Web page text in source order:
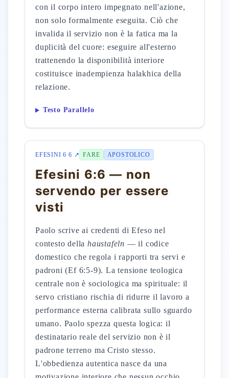
con il corpo intero impegnato nell'azione,
non solo formalmente eseguita. Ciò che
invalida il servizio non è la fatica ma la
duplicità del cuore: eseguire all'esterno
trattenendo la disponibilità interiore
costituisce inadempienza halakhica della
relazione.
Testo Parallelo
EFESINI 6 6 ↗ FARE APOSTOLICO
Efesini 6:6 — non
servendo per essere
visti
Paolo scrive ai credenti di Efeso nel
contesto dellahaustafeln — il codice
domestico che regola i rapporti tra servi e
padroni (Ef 6:5-9). La tensione teologica
centrale non è sociologica ma spirituale: il
servo cristiano rischia di ridurre il lavoro a
performance esterna calibrata sullo sguardo
umano. Paolo spezza questa logica: il
destinatario reale del servizio non è il
padrone terreno ma Cristo stesso.
L'obbedienza autentica nasce da una